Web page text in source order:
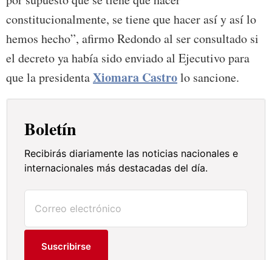
constitucionalmente, se tiene que hacer así y así lo
hemos hecho”, afirmo Redondo al ser consultado si
el decreto ya había sido enviado al Ejecutivo para
que la presidentaXiomara Castrolo sancione.
Boletín
Recibirás diariamente las noticias nacionales e
internacionales más destacadas del día.
Suscribirse